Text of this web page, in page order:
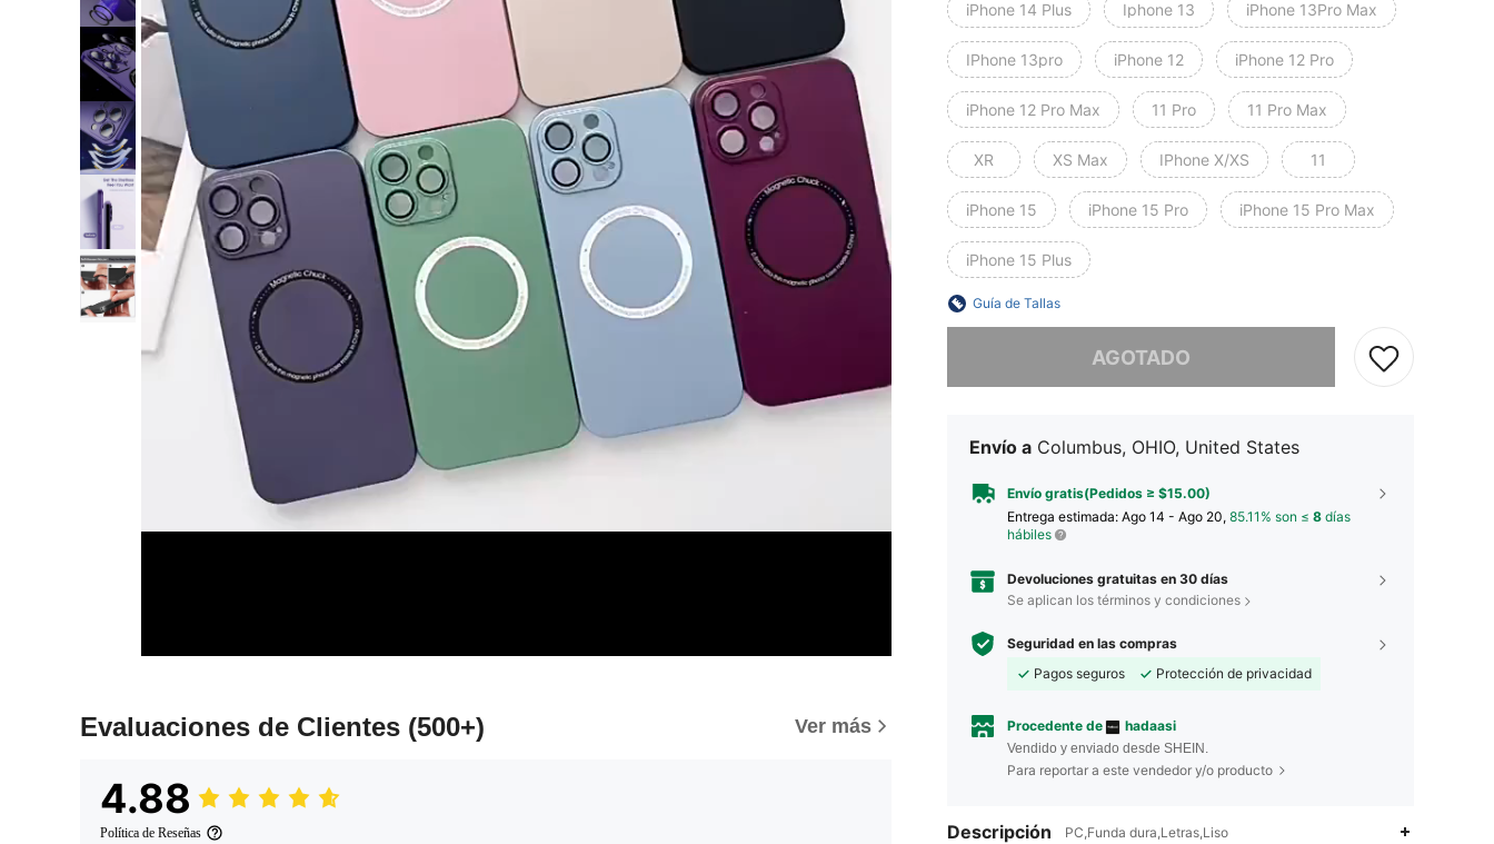
Evaluaciones de Clientes (500+) Ver más
4.88
Política de Reseñas
iPhone 14 Plus Iphone 13 iPhone 13Pro Max
IPhone 13pro iPhone 12 iPhone 12 Pro
iPhone 12 Pro Max 11 Pro 11 Pro Max
XR XS Max IPhone X/XS 11
iPhone 15 iPhone 15 Pro iPhone 15 Pro Max
iPhone 15 Plus
Guía de Tallas
AGOTADO
Envío a Columbus, OHIO, United States
Envío gratis(Pedidos ≥ $15.00)
Entrega estimada: Ago 14 - Ago 20, 85.11% son ≤ 8 días
hábiles
Devoluciones gratuitas en 30 días
Se aplican los términos y condiciones
Seguridad en las compras
Pagos seguros
Protección de privacidad
Procedente de hadaasi
Vendido y enviado desde SHEIN.
Para reportar a este vendedor y/o producto
Descripción PC,Funda dura,Letras,Liso